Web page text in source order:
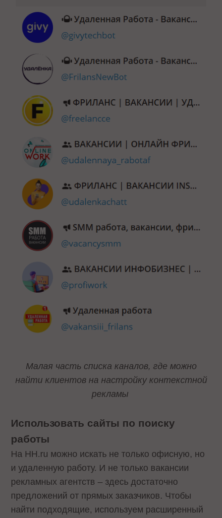
Малая часть списка каналов, где можно
найти клиентов на настройку контекстной
рекламы
Использовать сайты по поиску
работы
На HH.ru можно искать не только офисную, но
и удаленную работу. И не только вакансии
рекламных агентств – здесь достаточно
предложений от прямых заказчиков. Чтобы
найти подходящие, используем расширенный